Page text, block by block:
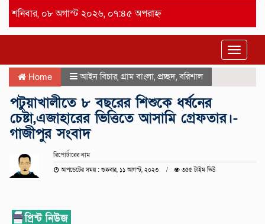
শনিবার, ০৮ অগাস্ট ২০২৬, ০৭:৪৫ অপরাহ্ন
Toggle
Home আইন বিচার, গ্রাম বাংলা, প্রচ্ছদ,বরিশাল
পটুয়াখালীতে ৮ বছরের শিশুকে ধর্ষনের
চেষ্টা,এজাহারের ভিত্তিতে আসামি গ্রেফতার।-
গাজীপুর সংবাদ
রিপোর্টারের নাম
আপডেটের সময় : শুক্রবার, ১১ আগস্ট, ২০২৩ ৩৫৫ টাইম ভিউ